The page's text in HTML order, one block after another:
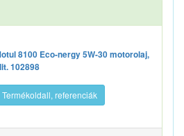
8100 Eco-nergy 5W-30 motorolaj,
102898
Termékoldall, referenciák